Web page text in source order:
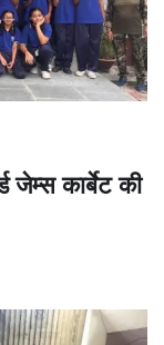
जेम्स कार्बेट की